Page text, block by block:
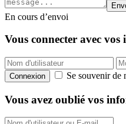
En cours d’envoi
Vous connecter avec
Connexion Se souvenir de
Vous avez oublié vos